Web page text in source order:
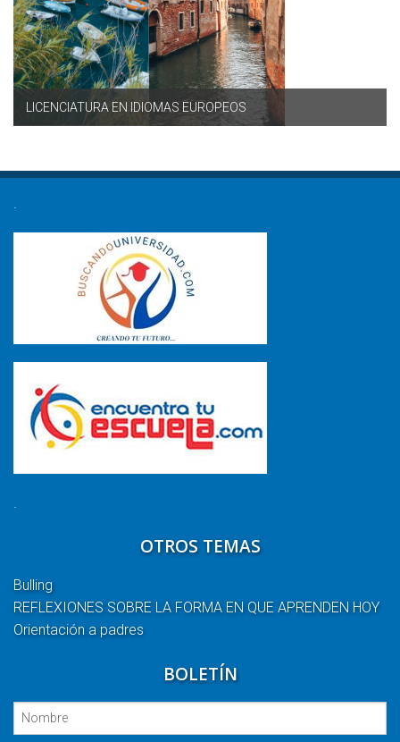
LICENCIATURA EN IDIOMAS EUROPEOS
.
.
OTROS TEMAS
Bulling
REFLEXIONES SOBRE LA FORMA EN QUE APRENDEN HOY
Orientación a padres
BOLETÍN